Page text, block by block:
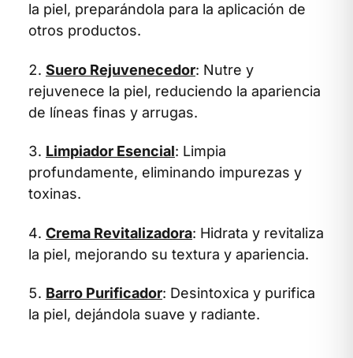
la piel, preparándola para la aplicación de
otros productos.
Suero Rejuvenecedor: Nutre y
rejuvenece la piel, reduciendo la apariencia
de líneas finas y arrugas.
Limpiador Esencial: Limpia
profundamente, eliminando impurezas y
toxinas.
Crema Revitalizadora: Hidrata y revitaliza
la piel, mejorando su textura y apariencia.
Barro Purificador: Desintoxica y purifica
la piel, dejándola suave y radiante.